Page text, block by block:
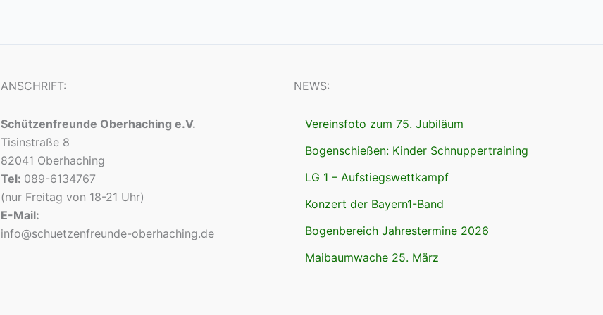
ANSCHRIFT:
Schützenfreunde Oberhaching e.V.
Tisinstraße 8
82041 Oberhaching
Tel: 089-6134767
(nur Freitag von 18-21 Uhr)
E-Mail:
info@schuetzenfreunde-oberhaching.de
NEWS:
Vereinsfoto zum 75. Jubiläum
Bogenschießen: Kinder Schnuppertraining
LG 1 – Aufstiegswettkampf
Konzert der Bayern1-Band
Bogenbereich Jahrestermine 2026
Maibaumwache 25. März